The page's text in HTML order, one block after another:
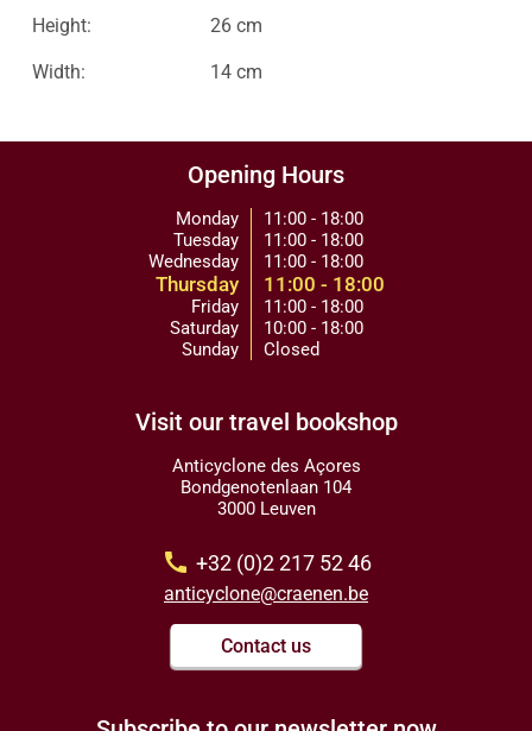
Height: 26 cm
Width: 14 cm
Opening Hours
Monday
Tuesday
Wednesday
Thursday
Friday
Saturday
Sunday
11:00 - 18:00
11:00 - 18:00
11:00 - 18:00
11:00 - 18:00
11:00 - 18:00
10:00 - 18:00
Closed
Visit our travel bookshop
Anticyclone des Açores
Bondgenotenlaan 104
3000 Leuven
call +32 (0)2 217 52 46
anticyclone@craenen.be
Contact us